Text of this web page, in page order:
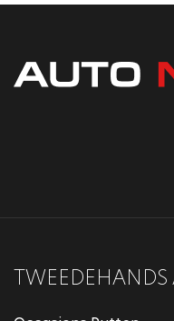
TWEEDEHANDS